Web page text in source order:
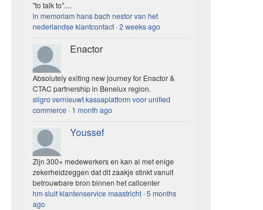
"to talk to"....
in memoriam hans bach nestor van het
nederlandse klantcontact ·2 weeks ago
Enactor
Absolutely exiting new journey for Enactor &
CTAC partnership in Benelux region.
sligro vernieuwt kassaplatform voor unified
commerce · 1 month ago
Youssef
Zijn 300+ medewerkers en kan al met enige
zekerheidzeggen dat dit zaakje stinkt vanuit
betrouwbare bron binnen het callcenter
hm sluit klantenservice maastricht ·5 months
ago